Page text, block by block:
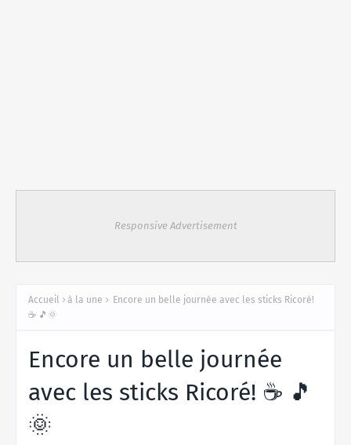
Responsive Advertisement
Accueil à la une
Encore un belle journée avec les sticks Ricoré!
☕ 🎵🌞
Encore un belle journée
avec les sticks Ricoré! ☕ 🎵
🌞